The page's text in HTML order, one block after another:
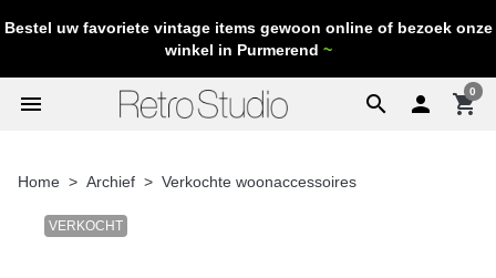
Bestel uw favoriete vintage items gewoon online of bezoek onze
winkel in Purmerend ~
search
menu  shopping_cart
0
Home Archief Verkochte woonaccessoires
VERKOCHT